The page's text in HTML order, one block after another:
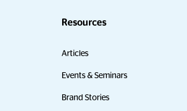
Resources
Articles
Events & Seminars
Brand Stories